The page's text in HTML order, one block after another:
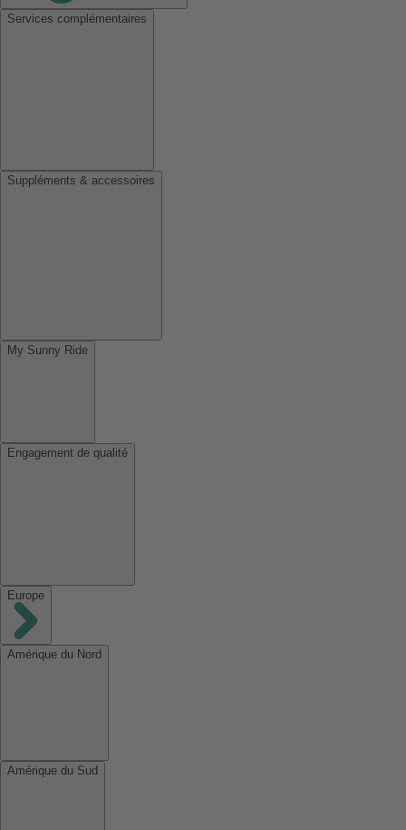
Services complémentaires
Suppléments & accessoires
My Sunny Ride
Engagement de qualité
Europe
Amérique du Nord
Amérique du Sud